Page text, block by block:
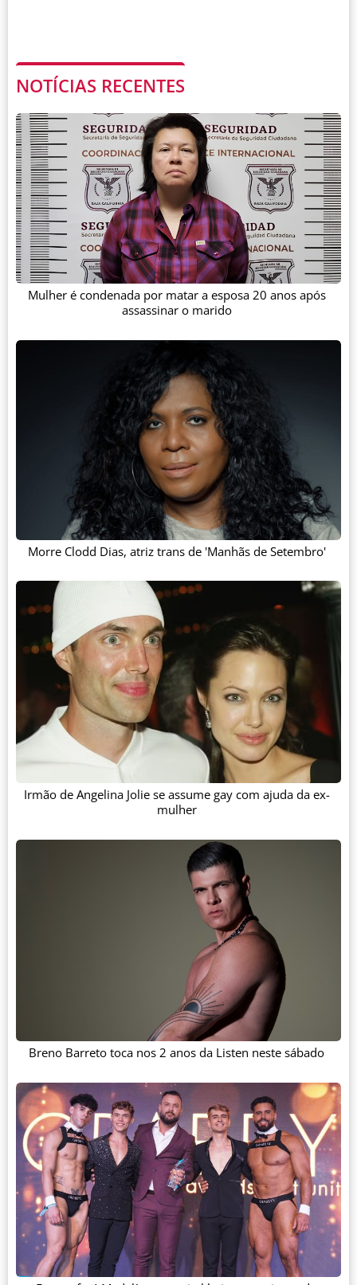
NOTÍCIAS RECENTES
Mulher é condenada por matar a esposa 20 anos após
assassinar o marido
Morre Clodd Dias, atriz trans de 'Manhãs de Setembro'
Irmão de Angelina Jolie se assume gay com ajuda da ex-
mulher
Breno Barreto toca nos 2 anos da Listen neste sábado